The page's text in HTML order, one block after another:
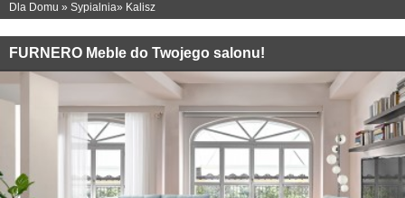
Dla Domu » Sypialnia» Kalisz
FURNERO Meble do Twojego salonu!